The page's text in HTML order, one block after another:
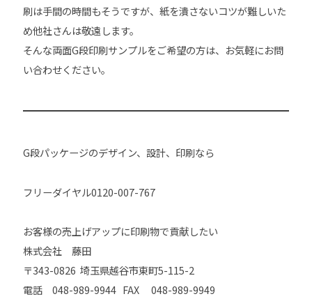
刷は手間の時間もそうですが、紙を潰さないコツが難しいた
め他社さんは敬遠します。
そんな両面G段印刷サンプルをご希望の方は、お気軽にお問
い合わせください。
G段パッケージのデザイン、設計、印刷なら
フリーダイヤル0120-007-767
お客様の売上げアップに印刷物で貢献したい
株式会社 藤田
〒343-0826 埼玉県越谷市東町5-115-2
電話 048-989-9944 FAX 048-989-9949